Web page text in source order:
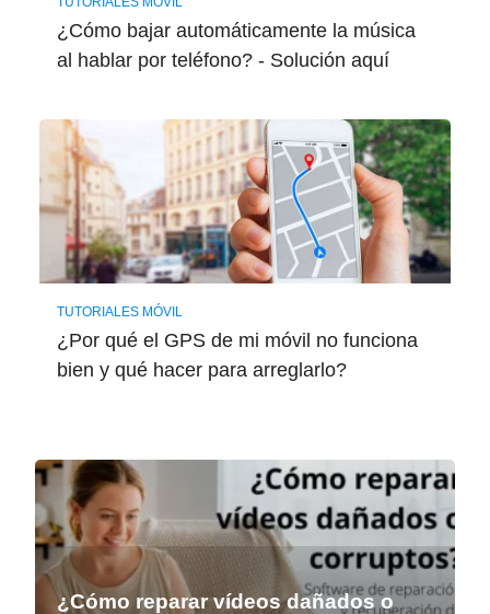
¿Cómo bajar automáticamente la música
al hablar por teléfono? - Solución aquí
TUTORIALES MÓVIL
¿Por qué el GPS de mi móvil no funciona
bien y qué hacer para arreglarlo?
¿Cómo reparar vídeos dañados o